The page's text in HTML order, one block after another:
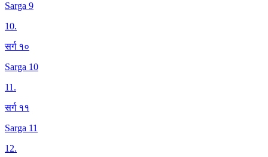
Sarga 9
10.
सर्ग १०
Sarga 10
11.
सर्ग ११
Sarga 11
12.